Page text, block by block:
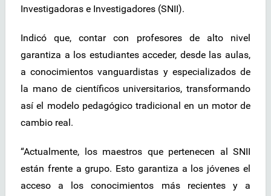
Investigadoras e Investigadores (SNII).
Indicó que, contar con profesores de alto nivel
garantiza a los estudiantes acceder, desde las aulas,
a conocimientos vanguardistas y especializados de
la mano de científicos universitarios, transformando
así el modelo pedagógico tradicional en un motor de
cambio real.
“Actualmente, los maestros que pertenecen al SNII
están frente a grupo. Esto garantiza a los jóvenes el
acceso a los conocimientos más recientes y a